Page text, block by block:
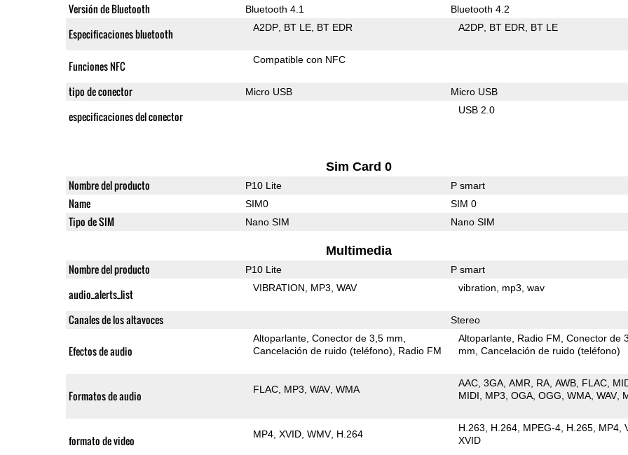
Versión de Bluetooth Bluetooth 4.1 Bluetooth 4.2
Especificaciones bluetooth A2DP BT LE BT EDR A2DP BT EDR BT LE
Funciones NFC Compatible con NFC
tipo de conector Micro USB Micro USB
especificaciones del conector USB 2.0
Sim Card 0
Nombre del producto P10 Lite P smart
Name SIM0 SIM 0
Tipo de SIM Nano SIM Nano SIM
Multimedia
Nombre del producto P10 Lite P smart
audio_alerts_list VIBRATION MP3 WAV vibration mp3 wav
Canales de los altavoces Stereo
Efectos de audio
Altoparlante Conector de 3,5 mm
Cancelación de ruido (teléfono)
Radio FM
Altoparlante Radio FM Conector de
mm Cancelación de ruido (teléfono)
Formatos de audio FLAC MP3 WAV WMA
AAC 3GA AMR RA AWB FLAC
MIDI
MP3 OGA OGG WMA WAV
formato de video MP4 XVID WMV H.264
H.263 H.264 MPEG-4 H.265 MP4
XVID